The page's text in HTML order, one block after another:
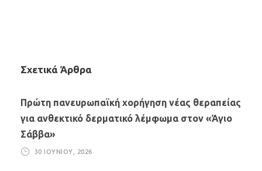
Σχετικά Άρθρα
Πρώτη πανευρωπαϊκή χορήγηση νέας θεραπείας
για ανθεκτικό δερματικό λέμφωμα στον «Άγιο
Σάββα»
30 ΙΟΥΝΊΟΥ, 2026